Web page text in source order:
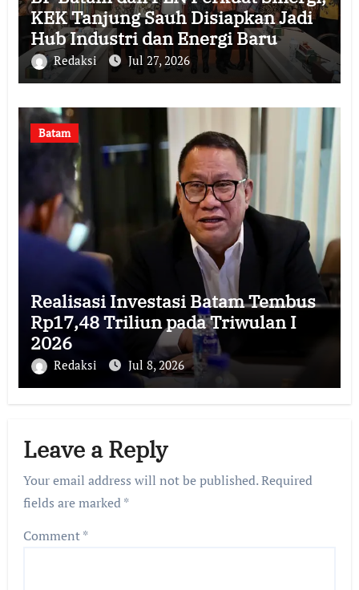
KEK Tanjung Sauh Disiapkan Jadi
Hub Industri dan Energi Baru
Redaksi Jul 27, 2026
Batam
Realisasi Investasi Batam Tembus
Rp17,48 Triliun pada Triwulan I
2026
Redaksi Jul 8, 2026
Leave a Reply
Your email address will not be published.Required
fields are marked*
Comment*